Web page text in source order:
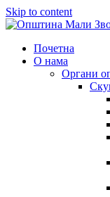
Skip to content
Почетна
О нама
Органи